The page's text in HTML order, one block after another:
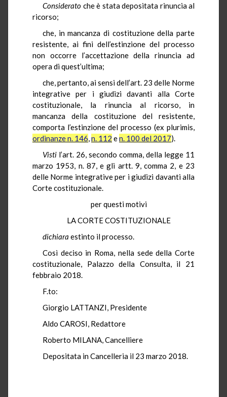
Considerato che è stata depositata rinuncia al
ricorso;
che, in mancanza di costituzione della parte
resistente, ai fini dell’estinzione del processo
non occorre l’accettazione della rinuncia ad
opera di quest’ultima;
che, pertanto, ai sensi dell’art. 23 delle Norme
integrative per i giudizi davanti alla Corte
costituzionale, la rinuncia al ricorso, in
mancanza della costituzione del resistente,
comporta l’estinzione del processo (ex plurimis,
ordinanze n. 146,n. 112 en. 100 del 2017).
Visti l’art. 26, secondo comma, della legge 11
marzo 1953, n. 87, e gli artt. 9, comma 2, e 23
delle Norme integrative per i giudizi davanti alla
Corte costituzionale.
per questi motivi
LA CORTE COSTITUZIONALE
dichiara estinto il processo.
Così deciso in Roma, nella sede della Corte
costituzionale, Palazzo della Consulta, il 21
febbraio 2018.
F.to:
Giorgio LATTANZI, Presidente
Aldo CAROSI, Redattore
Roberto MILANA, Cancelliere
Depositata in Cancelleria il 23 marzo 2018.